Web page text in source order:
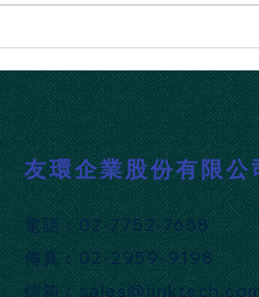
平台領導
軟體開
動的測
的 API
友環企業股份有限
​電話：02-7752-7658
​傳真：02-2959-9198
​信箱：